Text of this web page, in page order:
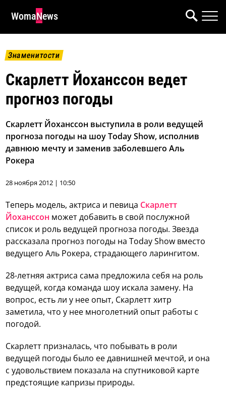
WomaNews
Знаменитости
Скарлетт Йоханссон ведет
прогноз погоды
Скарлетт Йоханссон выступила в роли ведущей
прогноза погоды на шоу Today Show, исполнив
давнюю мечту и заменив заболевшего Аль
Рокера
28 ноября 2012 | 10:50
Теперь модель, актриса и певица Скарлетт
Йоханссон может добавить в свой послужной
список и роль ведущей прогноза погоды. Звезда
рассказала прогноз погоды на Today Show вместо
ведущего Аль Рокера, страдающего ларингитом.
28-летняя актриса сама предложила себя на роль
ведущей, когда команда шоу искала замену. На
вопрос, есть ли у нее опыт, Скарлетт хитр
заметила, что у нее многолетний опыт работы с
погодой.
Скарлетт призналась, что побывать в роли
ведущей погоды было ее давнишней мечтой, и она
с удовольствием показала на спутниковой карте
предстоящие капризы природы.